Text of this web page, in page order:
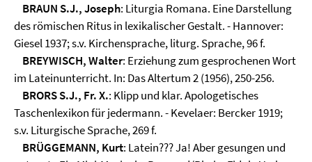
BRAUN S.J., Joseph: Liturgia Romana. Eine Darstellung
des römischen Ritus in lexikalischer Gestalt. - Hannover:
Giesel 1937; s.v. Kirchensprache, liturg. Sprache, 96 f.
BREYWISCH, Walter: Erziehung zum gesprochenen Wort
im Lateinunterricht. In: Das Altertum 2 (1956), 250-256.
BRORS S.J., Fr. X.: Klipp und klar. Apologetisches
Taschenlexikon für jedermann. - Kevelaer: Bercker 1919;
s.v. Liturgische Sprache, 269 f.
BRÜGGEMANN, Kurt: Latein??? Ja! Aber gesungen und